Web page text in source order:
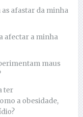
as afastar da minha
afectar a minha
maus
ter
a obesidade,